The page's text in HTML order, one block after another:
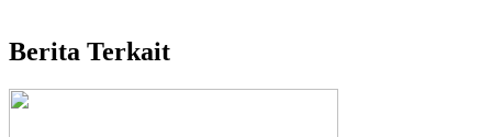
Berita Terkait